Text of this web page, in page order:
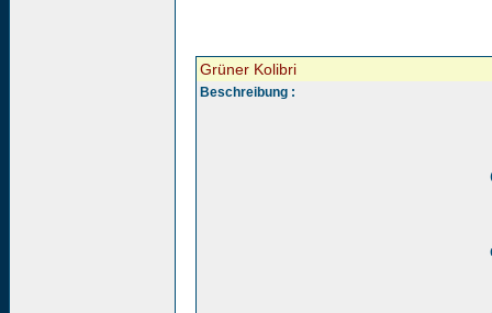
Grüner Kolibri
Beschreibung :